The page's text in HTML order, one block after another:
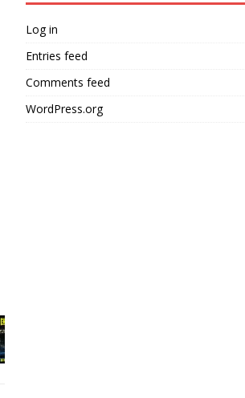
Log in
Entries feed
Comments feed
WordPress.org